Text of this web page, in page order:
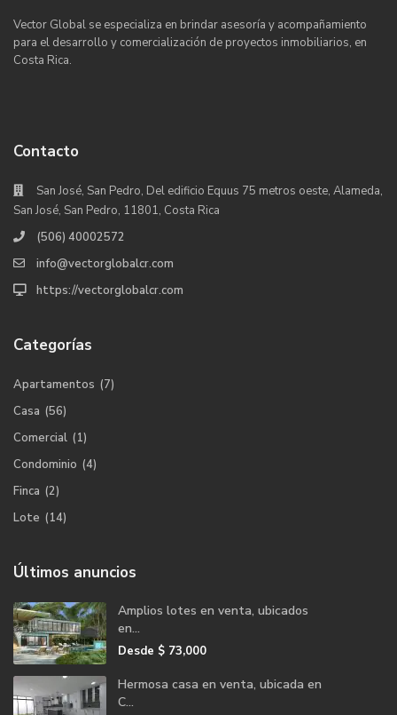
Vector Global se especializa en brindar asesoría y acompañamiento
para el desarrollo y comercialización de proyectos inmobiliarios, en
Costa Rica.
Contacto
San José, San Pedro, Del edificio Equus 75 metros oeste, Alameda,
San José, San Pedro, 11801, Costa Rica
(506) 40002572
info@vectorglobalcr.com
https://vectorglobalcr.com
Categorías
Apartamentos (7)
Casa (56)
Comercial (1)
Condominio (4)
Finca (2)
Lote (14)
Últimos anuncios
Amplios lotes en venta, ubicados
en...
Desde $ 73,000
Hermosa casa en venta, ubicada en
C...